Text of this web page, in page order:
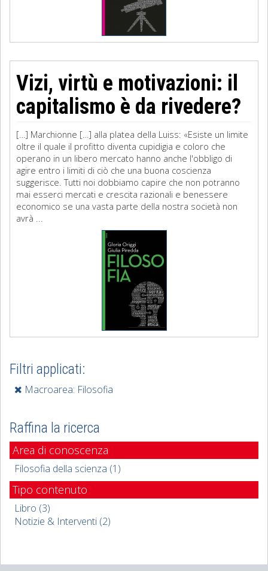
Vizi, virtù e motivazioni: il
capitalismo è da rivedere?
[…] Marchionne […] alla platea della Luiss: «Esiste un limite
oltre il quale il profitto diventa cupidigia e coloro che
operano in un libero mercato hanno anche l'obbligo di
agire entro i limiti di ciò che una buona coscienza
suggerisce. Tutti noi dobbiamo capire che non potranno
mai esserci mercati e crescita razionali e benessere
economico se una vasta parte della nostra società non
avrà ...
Filtri applicati:
Macroarea: Filosofia
Raffina la ricerca
Area di conoscenza
Filosofia della scienza (1)
Tipo contenuto
Libro (3)
Notizie & Interventi (2)